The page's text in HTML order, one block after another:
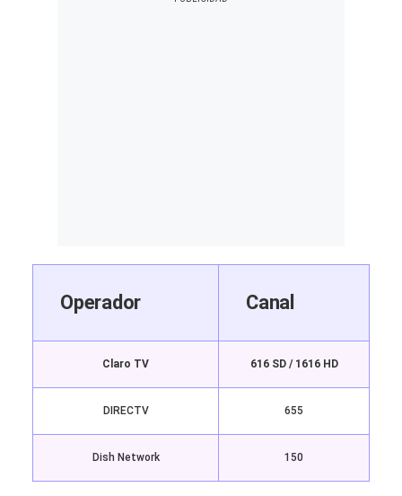
Operador Canal
Claro TV 616 SD / 1616 HD
DIRECTV 655
Dish Network 150